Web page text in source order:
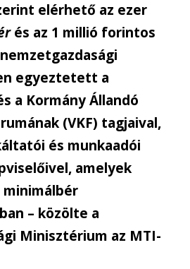
elérhető az ezer
és az 1 millió forintos
egyeztetett a
a Kormány Állandó
(VKF) tagjaival,
és munkaadói
amelyek
minimálbér
– közölte a
Minisztérium az MTI-